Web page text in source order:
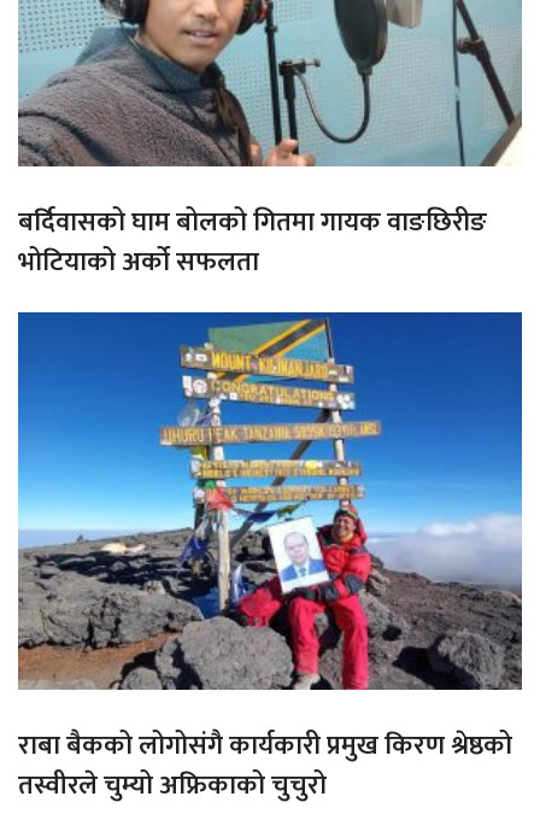
बर्दिवासको घाम बोलको गितमा गायक वाङछिरीङ
भोटियाको अर्को सफलता
राबा बैकको लोगोसंगै कार्यकारी प्रमुख किरण श्रेष्ठको
तस्वीरले चुम्यो अफ्रिकाको चुचुरो